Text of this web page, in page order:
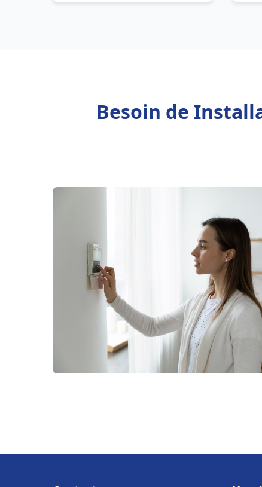
Besoin de